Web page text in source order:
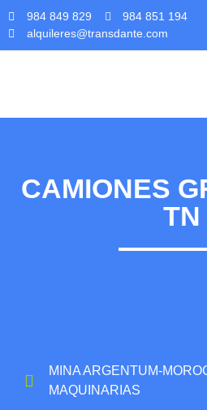
984 849 829
984 851 194
alquileres@transdante.com
CAMIONES
TN
MINA ARGENTUM-
MAQUINARIAS